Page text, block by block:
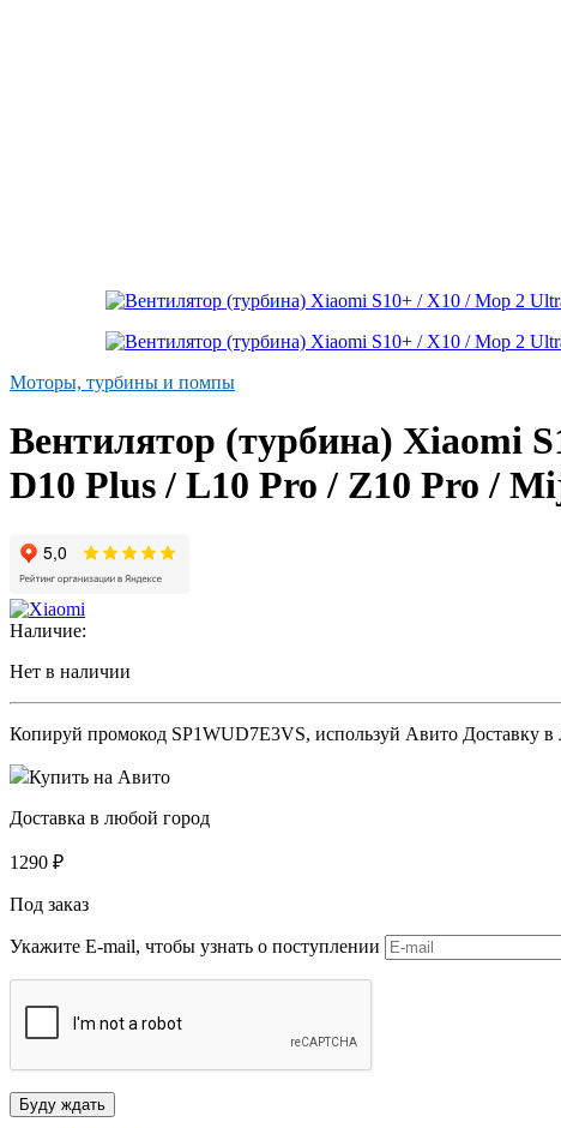
Моторы, турбины и помпы
Вентилятор (турбина) Xiaomi
D10 Plus / L10 Pro / Z10 Pro /
Наличие:
Нет в наличии
Копируй промокод SP1WUD7E3VS, используй Авито Доставку
Купить на Авито
Доставка в любой город
1290 ₽
Под заказ
Укажите E-mail, чтобы узнать о поступлении